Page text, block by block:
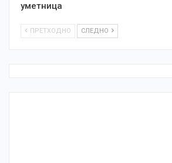
уметница
ПРЕТХОДНО СЛЕДНО